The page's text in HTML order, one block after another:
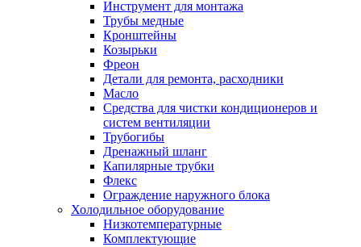
Инструмент для монтажа
Трубы медные
Кронштейны
Козырьки
Фреон
Детали для ремонта, расходники
Масло
Средства для чистки кондиционеров и
систем вентиляции
Трубогибы
Дренажный шланг
Капилярные трубки
Флекс
Ограждение наружного блока
Холодильное оборудование
Низкотемпературные
Комплектующие